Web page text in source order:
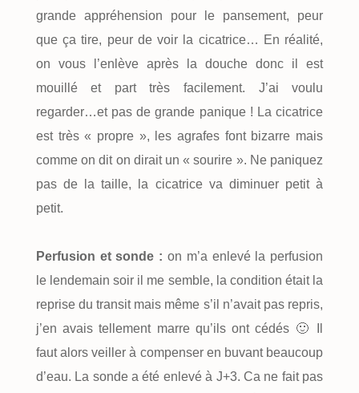
grande appréhension pour le pansement, peur
que ça tire, peur de voir la cicatrice… En réalité,
on vous l’enlève après la douche donc il est
mouillé et part très facilement. J’ai voulu
regarder…et pas de grande panique ! La cicatrice
est très « propre », les agrafes font bizarre mais
comme on dit on dirait un « sourire ». Ne paniquez
pas de la taille, la cicatrice va diminuer petit à
petit.
Perfusion et sonde : on m’a enlevé la perfusion
le lendemain soir il me semble, la condition était la
reprise du transit mais même s’il n’avait pas repris,
j’en avais tellement marre qu’ils ont cédés 🙂 Il
faut alors veiller à compenser en buvant beaucoup
d’eau. La sonde a été enlevé à J+3. Ca ne fait pas